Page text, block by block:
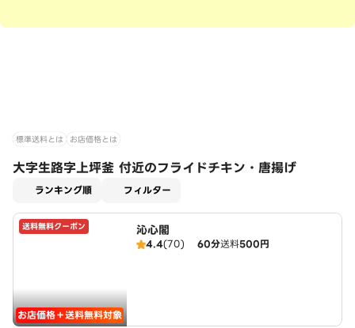
標準送料とは お店価格とは
大字生路字上坪釜 付近のフライドチキン・唐揚げ
ランキング順 フィルター
送料無料クーポン
お店価格＋送料無料対象
沁心閣
4.4(70) 60分送料500円